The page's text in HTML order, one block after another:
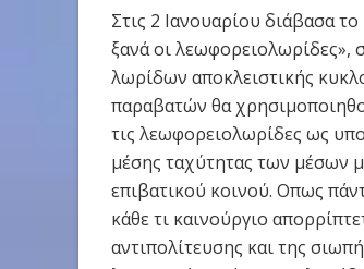
Στις 2 Ιανουαρίου διάβασα
ξανά οι
λωρίδων αποκλειστικής
παραβατών θα
τις λεωφορειολωρίδες ως
μέσης ταχύτητας των μέσων
επιβατικού κοινού. Οπως
κάθε τι καινούργιο
αντιπολίτευσης και της